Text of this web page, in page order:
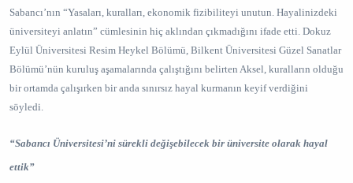
Sabancı’nın “Yasaları, kuralları, ekonomik fizibiliteyi unutun. Hayalinizdeki
üniversiteyi anlatın” cümlesinin hiç aklından çıkmadığını ifade etti. Dokuz
Eylül Üniversitesi Resim Heykel Bölümü, Bilkent Üniversitesi Güzel Sanatlar
Bölümü’nün kuruluş aşamalarında çalıştığını belirten Aksel, kuralların olduğu
bir ortamda çalışırken bir anda sınırsız hayal kurmanın keyif verdiğini
söyledi.
“Sabancı Üniversitesi’ni sürekli değişebilecek bir üniversite olarak hayal
ettik”